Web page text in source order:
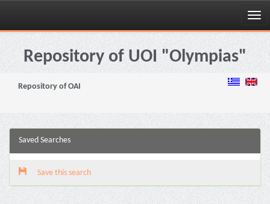
Skip
navigationRepository of UOI "Olympias"
Repository of OAI
Saved Searches
Save this search